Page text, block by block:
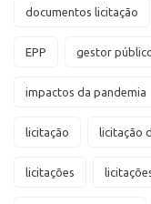
documentos licitação
EPP gestor
impactos da pandemia
licitação licitação
licitações